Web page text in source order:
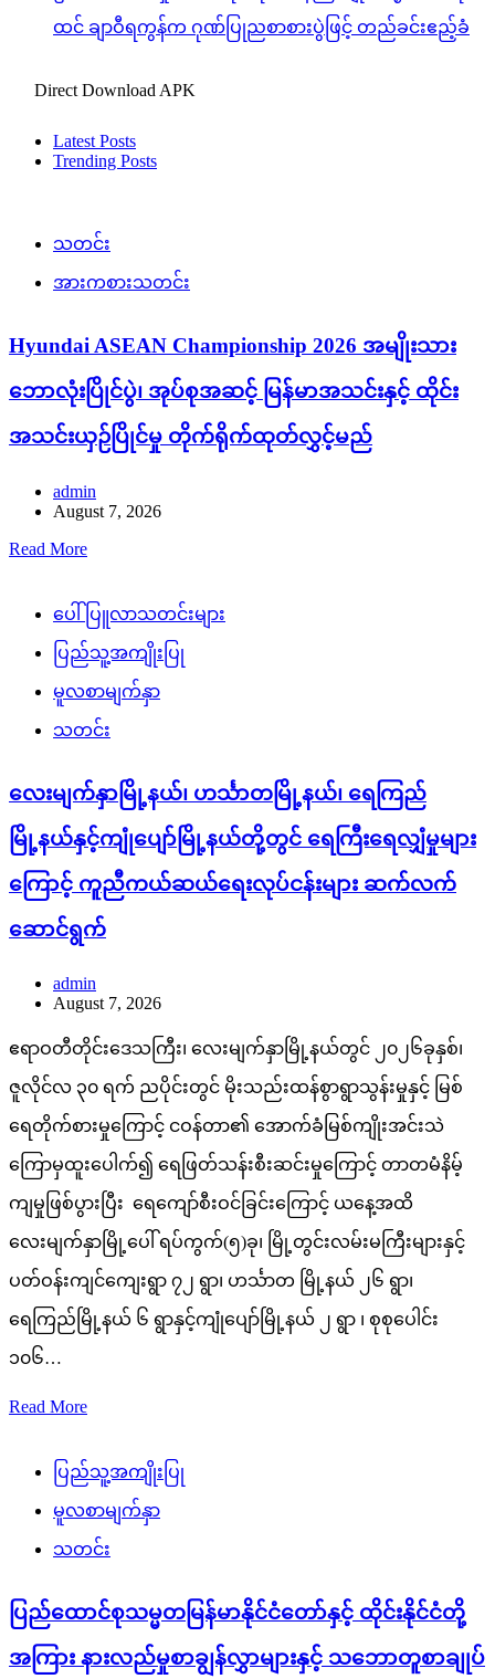
ထင် ချာဝီရကွန်က ဂုဏ်ပြုညစာစားပွဲဖြင့် တည်ခင်းဧည့်ခံ
Direct Download APK
Latest Posts
Trending Posts
သတင်း
အားကစားသတင်း
Hyundai ASEAN Championship 2026 အမျိုးသား
ဘောလုံးပြိုင်ပွဲ၊ အုပ်စုအဆင့် မြန်မာအသင်းနှင့် ထိုင်း
အသင်းယှဉ်ပြိုင်မှု တိုက်ရိုက်ထုတ်လွှင့်မည်
admin
August 7, 2026
Read More
ပေါ်ပြူလာသတင်းများ
ပြည်သူ့အကျိုးပြု
မူလစာမျက်နှာ
သတင်း
လေးမျက်နှာမြို့နယ်၊ ဟင်္သာတမြို့နယ်၊ ရေကြည်
မြို့နယ်နှင့်ကျုံပျော်မြို့နယ်တို့တွင် ရေကြီးရေလျှံမှုများ
ကြောင့် ကူညီကယ်ဆယ်ရေးလုပ်ငန်းများ ဆက်လက်
ဆောင်ရွက်
admin
August 7, 2026
ဧရာဝတီတိုင်းဒေသကြီး၊ လေးမျက်နှာမြို့နယ်တွင် ၂၀၂၆ခုနှစ်၊
ဇူလိုင်လ ၃၀ ရက် ညပိုင်းတွင် မိုးသည်းထန်စွာရွာသွန်းမှုနှင့် မြစ်
ရေတိုက်စားမှုကြောင့် ငဝန်တာ၏ အောက်ခံမြစ်ကျိုးအင်းသဲ
ကြောမှထူးပေါက်၍ ရေဖြတ်သန်းစီးဆင်းမှုကြောင့် တာတမံနိမ့်
ကျမှုဖြစ်ပွားပြီး ရေကျော်စီးဝင်ခြင်းကြောင့် ယနေ့အထိ
လေးမျက်နှာမြို့ပေါ် ရပ်ကွက်(၅)ခု၊ မြို့တွင်းလမ်းမကြီးများနှင့်
ပတ်ဝန်းကျင်ကျေးရွာ ၇၂ ရွာ၊ ဟင်္သာတ မြို့နယ် ၂၆ ရွာ၊
ရေကြည်မြို့နယ် ၆ ရွာနှင့်ကျုံပျော်မြို့နယ် ၂ ရွာ ၊ စုစုပေါင်း
၁၀၆…
Read More
ပြည်သူ့အကျိုးပြု
မူလစာမျက်နှာ
သတင်း
ပြည်ထောင်စုသမ္မတမြန်မာနိုင်ငံတော်နှင့် ထိုင်းနိုင်ငံတို့
အကြား နားလည်မှုစာချွန်လွှာများနှင့် သဘောတူစာချုပ်